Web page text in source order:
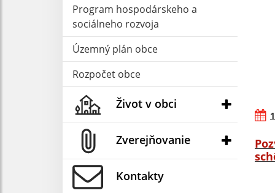
Program hospodárskeho a
sociálneho rozvoja
Územný plán obce
Rozpočet obce
Život v obci
Zverejňovanie
Kontakty